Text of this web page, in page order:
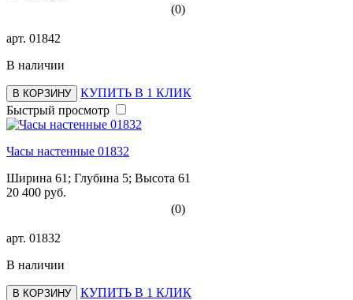
(0)
арт. 01842
В наличии
В КОРЗИНУ
КУПИТЬ В 1 КЛИК
Быстрый просмотр
Часы настенные 01832
Ширина 61; Глубина 5; Высота 61
20 400 руб.
(0)
арт. 01832
В наличии
В КОРЗИНУ
КУПИТЬ В 1 КЛИК